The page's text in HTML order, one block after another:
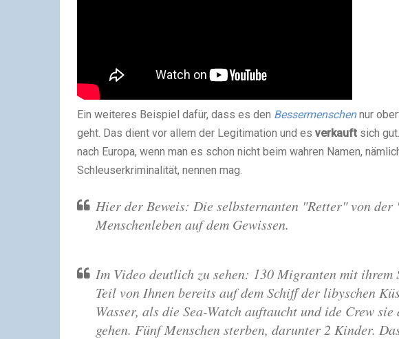
Ein weiteres Beispiel dafür, dass es den Bessermenschennur
geht. Das dient vor allem der Legitimation und es verkauft sich
nach Europa, wenn man es schon nicht beim wahren Namen,
Schleuserkriminalität, nennen mag.
Hier der Beweis: Die selbsternanten "Retter" von der
Menschenleben auf dem Gewissen.
Im Video deutlich zu sehen: 130 Migranten mit ihrem
Teil von Ihnen bereits auf dem Schiff der libyschen
Wasser, als die Sea-Watch auftaucht und ide Crew
gehen. Fünf Menschen sterben, darunter 2 Kinder.